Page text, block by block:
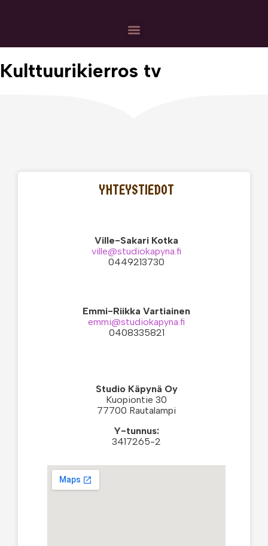
Kulttuurikierros tv
YHTEYSTIEDOT
Ville-Sakari Kotka
ville@studiokapyna.fi
0449213730
Emmi-Riikka Vartiainen
emmi@studiokapyna.fi
0408335821
Studio Käpynä Oy
Kuopiontie 30
77700 Rautalampi
Y-tunnus:
3417265-2